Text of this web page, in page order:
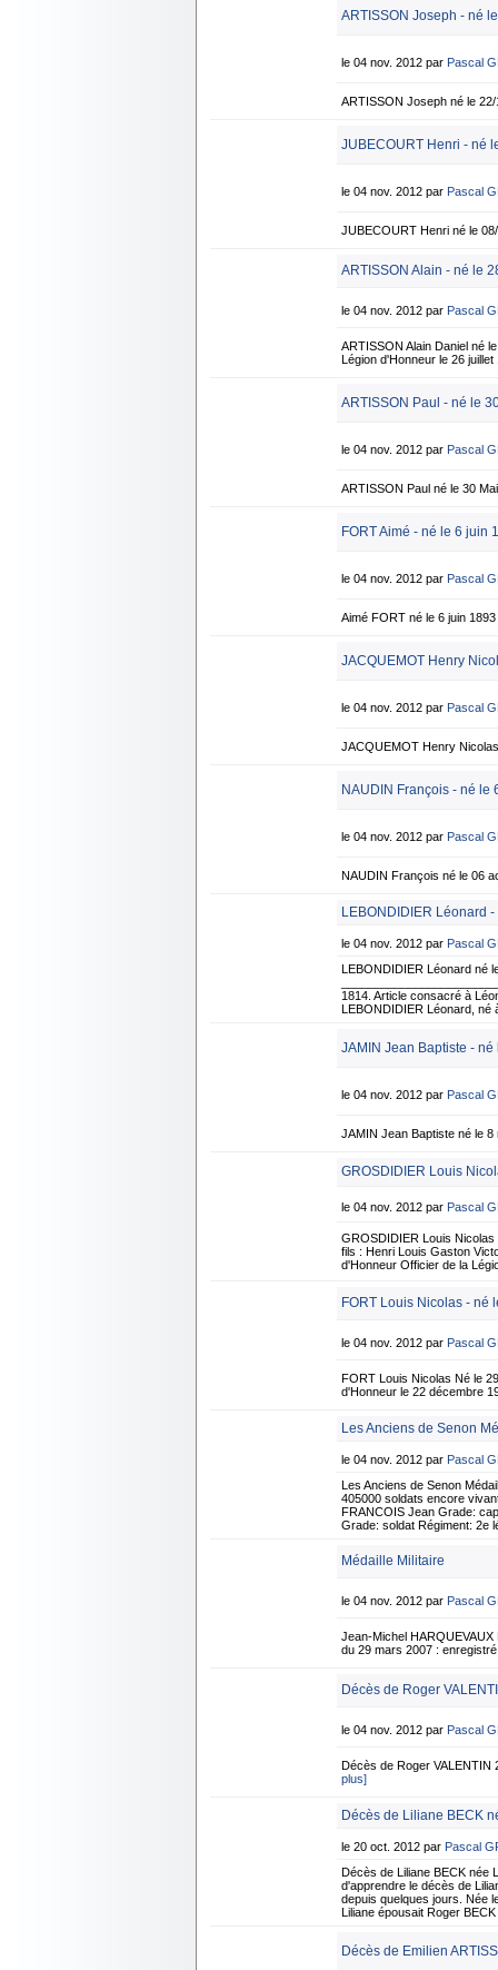
ARTISSON Joseph - né
le 04 nov. 2012 par Pascal
ARTISSON Joseph né le
JUBECOURT Henri - né
le 04 nov. 2012 par Pascal
JUBECOURT Henri né le
ARTISSON Alain - né le
le 04 nov. 2012 par Pascal
ARTISSON Alain Daniel né
Légion d'Honneur le 26
ARTISSON Paul - né le
le 04 nov. 2012 par Pascal
ARTISSON Paul né le 30
FORT Aimé - né le 6 juin
le 04 nov. 2012 par Pascal
Aimé FORT né le 6 juin 1893
JACQUEMOT Henry
le 04 nov. 2012 par Pascal
JACQUEMOT Henry
NAUDIN François - né le
le 04 nov. 2012 par Pascal
NAUDIN François né le 06
LEBONDIDIER Léonard
le 04 nov. 2012 par Pascal
LEBONDIDIER Léonard né
1814. Article consacré à
LEBONDIDIER Léonard, né
JAMIN Jean Baptiste -
le 04 nov. 2012 par Pascal
JAMIN Jean Baptiste né le
GROSDIDIER Louis
le 04 nov. 2012 par Pascal
GROSDIDIER Louis Nicolas
fils : Henri Louis Gaston
d'Honneur Officier de la
FORT Louis Nicolas - né
le 04 nov. 2012 par Pascal
FORT Louis Nicolas Né le
d'Honneur le 22 décembre
Les Anciens de Senon
le 04 nov. 2012 par Pascal
Les Anciens de Senon
405000 soldats encore
FRANCOIS Jean Grade:
Grade: soldat Régiment: 2e
Médaille Militaire
le 04 nov. 2012 par Pascal
Jean-Michel
du 29 mars 2007 :
Décès de Roger
le 04 nov. 2012 par Pascal
Décès de Roger VALENTIN
plus]
Décès de Liliane BECK
le 20 oct. 2012 par Pascal
Décès de Liliane BECK née
d'apprendre le décès de
depuis quelques jours. Née
Liliane épousait Roger
Décès de Emilien